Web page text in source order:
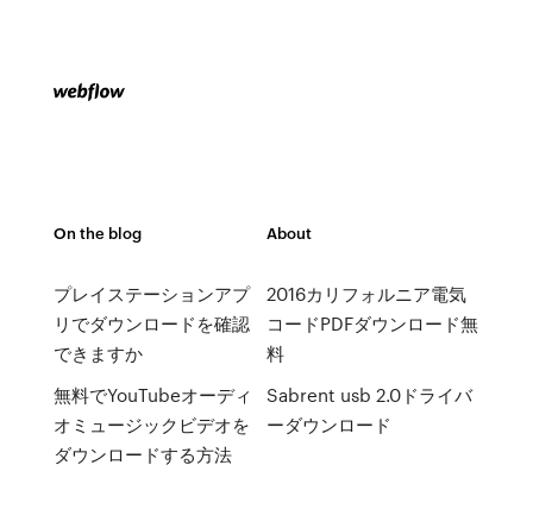
On the blog
プレイステーションアプ
リでダウンロードを確認
できますか
無料でYouTubeオーディ
オミュージックビデオを
ダウンロードする方法
About
2016カリフォルニア電気
コードPDFダウンロード無
料
Sabrent usb 2.0ドライバ
ーダウンロード